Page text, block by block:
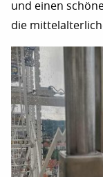
und einen
die